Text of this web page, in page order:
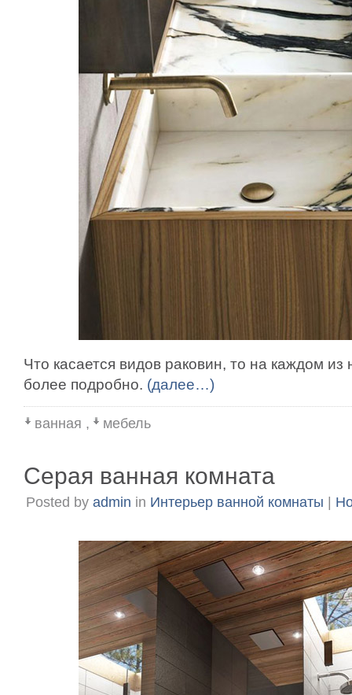
Что касается видов раковин, то на каждом
более подробно. (далее…)
ванная , мебель
Серая ванная комната
Posted by admin in Интерьер ванной комнаты